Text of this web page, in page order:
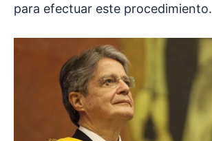
para efectuar este procedimiento.